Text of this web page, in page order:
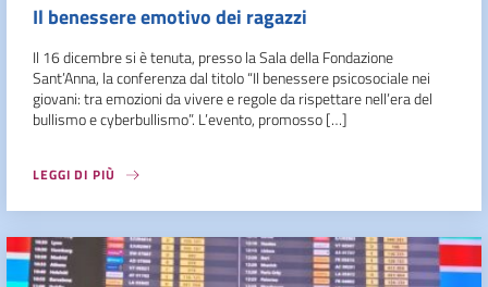
Il benessere emotivo dei ragazzi
Il 16 dicembre si è tenuta, presso la Sala della Fondazione
Sant’Anna, la conferenza dal titolo “Il benessere psicosociale nei
giovani: tra emozioni da vivere e regole da rispettare nell’era del
bullismo e cyberbullismo”. L’evento, promosso […]
LEGGI DI PIÙ